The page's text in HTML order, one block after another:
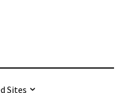
Sites